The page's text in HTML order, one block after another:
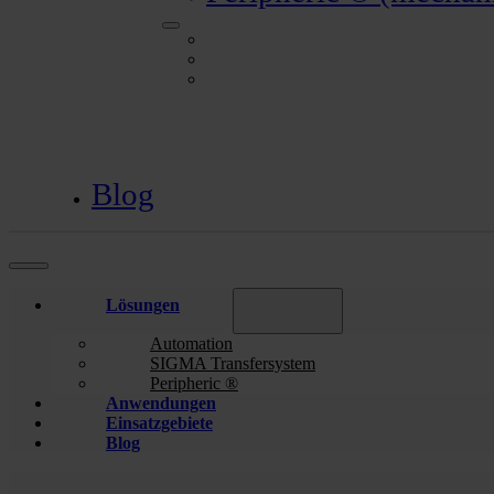
Blog
Lösungen
Automation
SIGMA Transfersystem
Peripheric ®
Anwendungen
Einsatzgebiete
Blog